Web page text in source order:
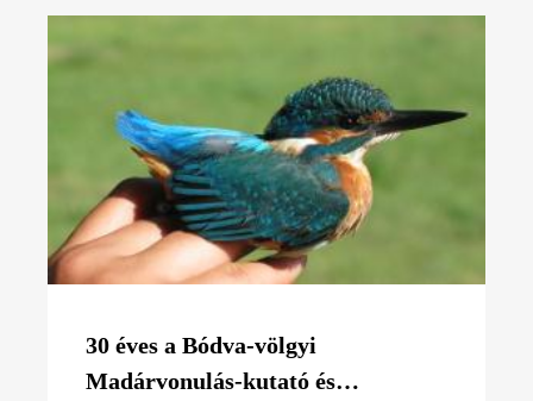
30 éves a Bódva-völgyi
Madárvonulás-kutató és